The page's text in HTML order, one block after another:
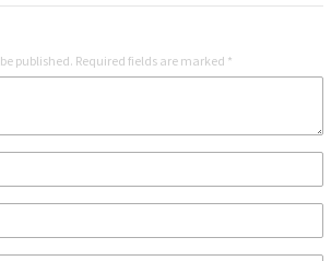
published. Required fields are marked *